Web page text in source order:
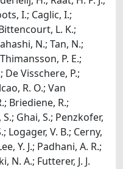
I.; Caglic, I.;
L. K.;
N.; Tan, N.;
P. E.;
De Visschere, P.;
R. O.; Van
Briediene, R.;
Ghai, S.; Penzkofer,
Logager, V. B.; Cerny,
Y. J.; Padhani, A. R.;
N. A.; Futterer, J. J.